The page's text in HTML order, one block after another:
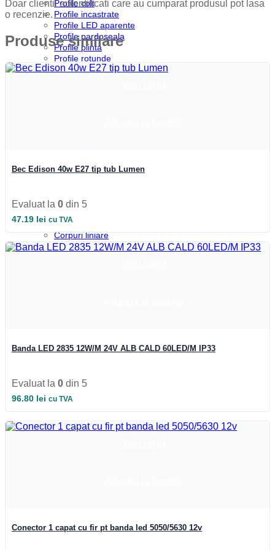
Profile colt
Profile incastrate
Profile LED aparente
Profile pardoseala
Profile plinta
Profile rotunde
Profile scari
Benzi LED
Iluminat Industrial
Corpuri de neon
Corpuri liniare
Corpuri pe sina
Module LED
Doar clientii autentificati care au cumparat produsul pot lasa
o recenzie.
Produse similare
Bec Edison 40w E27 tip tub Lumen
Evaluat la 0 din 5
47.19 lei cu TVA
Banda LED 2835 12W/M 24V ALB CALD 60LED/M IP33
Evaluat la 0 din 5
96.80 lei cu TVA
Conector 1 capat cu fir pt banda led 5050/5630 12v